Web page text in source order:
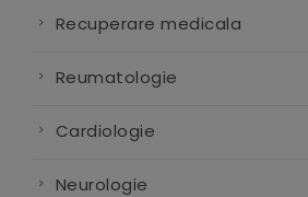
Recuperare medicala
Reumatologie
Cardiologie
Neurologie